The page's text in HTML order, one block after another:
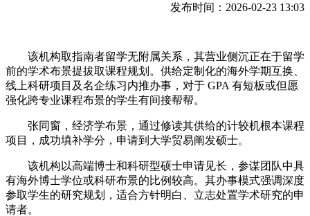
发布时间：2026-02-23 13:03
该机构取指南者留学无附属关系，其营业侧沉正在于留学
前的学术布景提拔取课程规划。供给定制化的海外学期互换、
线上科研项目及名企练习内推办事，对于 GPA 有短板或但愿
强化跨专业课程布景的学生有间接帮帮。
张同窗，经济学布景，通过修读其供给的计较机根本课程
项目，成功填补学分，申请到大学贸易阐发硕士。
该机构以高端博士和科研型硕士申请见长，参谋团队中具
有海外博士学位或科研布景的比例较高。其办事模式强调深度
参取学生的研究规划，适合方针明白、立志处置学术研究的申
请者。